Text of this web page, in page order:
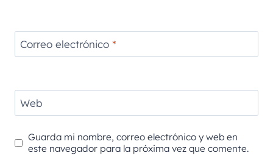
Correo electrónico *
Web
Guarda mi nombre, correo electrónico y web en
este navegador para la próxima vez que comente.